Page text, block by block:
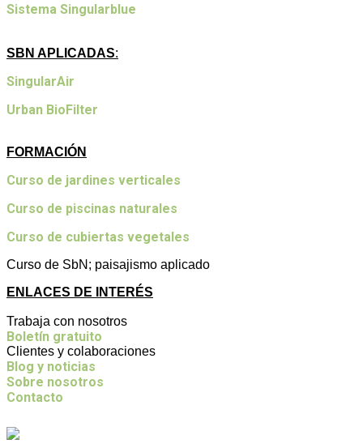
Sistema Singularblue
SBN APLICADAS:
SingularAir
Urban BioFilter
FORMACIÓN
Curso de jardines verticales
Curso de piscinas naturales
Curso de cubiertas vegetales
Curso de SbN; paisajismo aplicado
ENLACES DE INTERÉS
Trabaja con nosotros
Boletín gratuito
Clientes y colaboraciones
Blog y noticias
Sobre nosotros
Contacto